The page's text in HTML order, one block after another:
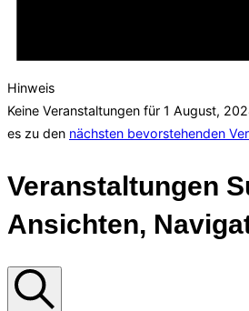
Hinweis
Keine Veranstaltungen für 1 August,
es zu den nächsten bevorstehenden
Veranstaltungen
Ansichten,